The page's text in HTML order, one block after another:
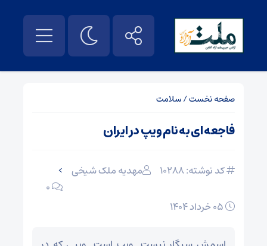
صفحه نخست/سلامت
فاجعه ای به نام ویپ در ایران
کد نوشته: 10288 مهدیه ملک شیخی >
0